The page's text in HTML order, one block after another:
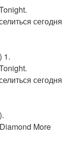
сегодня
1.
сегодня
More